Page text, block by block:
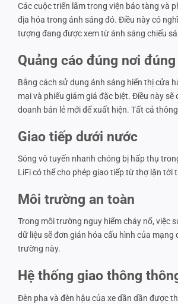
Các cuộc triển lãm trong viện bảo tàng và
địa hóa trong ánh sáng đó. Điều này có
tượng đang được xem từ ánh sáng chiếu
Quảng cáo đúng nơi
Bằng cách sử dụng ánh sáng hiển thị cửa
mại và phiếu giảm giá đặc biệt. Điều này
doanh bán lẻ mới để xuất hiện. Tất cả
Giao tiếp dưới nước
Sóng vô tuyến nhanh chóng bị hấp thụ
LiFi có thể cho phép giao tiếp từ thợ lặn tới
Môi trường an toàn
Trong môi trường nguy hiểm cháy nổ, việc
dữ liệu sẽ đơn giản hóa cấu hình của
trường này.
Hệ thống giao thông
Đèn pha và đèn hậu của xe dần dần được